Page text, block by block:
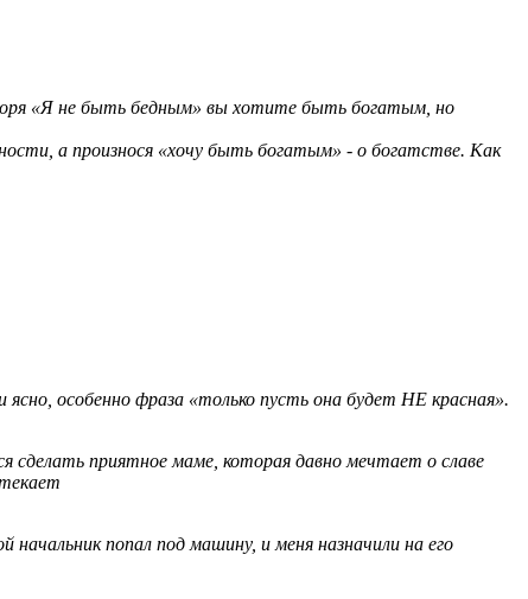
«Я не быть бедным» вы хотите быть богатым, но
а произнося «хочу быть богатым» - о богатстве. Как
особенно фраза «только пусть она будет НЕ красная».
сделать приятное маме, которая давно мечтает о славе
попал под машину, и меня назначили на его